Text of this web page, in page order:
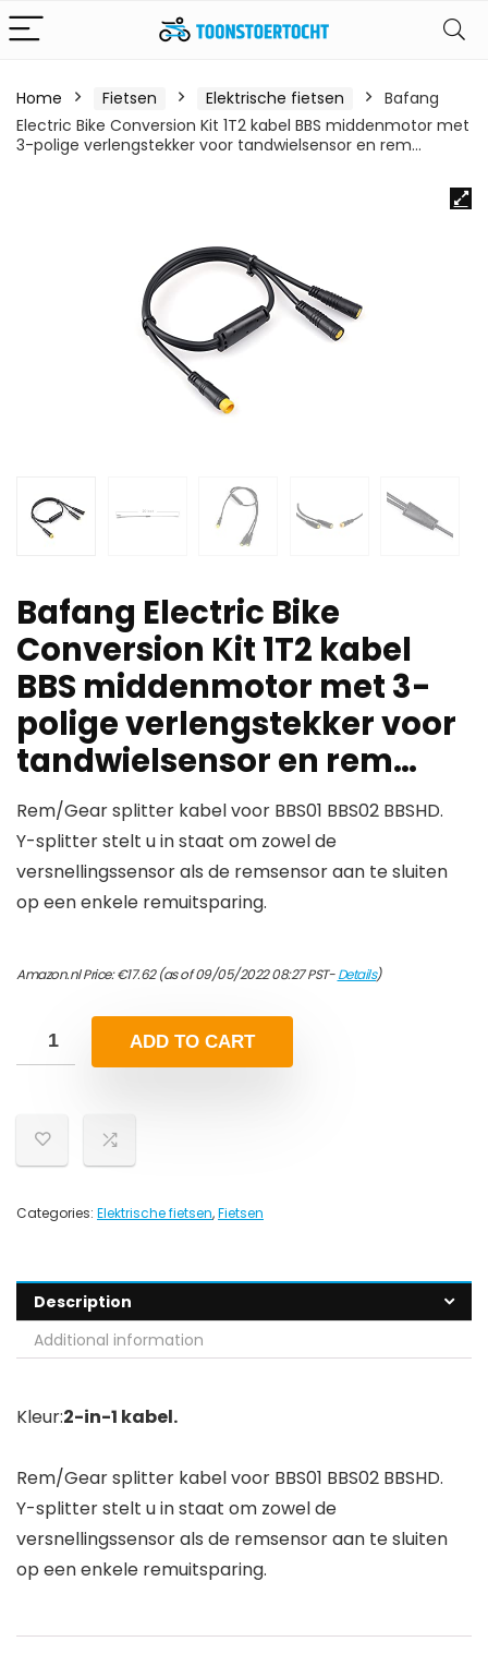
Home Fietsen Elektrische fietsen
Bafang
Electric Bike Conversion Kit 1T2 kabel BBS middenmotor met
3-polige verlengstekker voor tandwielsensor en rem…
Bafang Electric Bike
Conversion Kit 1T2 kabel
BBS middenmotor met 3-
polige verlengstekker voor
tandwielsensor en rem…
Rem/Gear splitter kabel voor BBS01 BBS02 BBSHD.
Y-splitter stelt u in staat om zowel de
versnellingssensor als de remsensor aan te sluiten
op een enkele remuitsparing.
Amazon.nl Price:€17.62(as of 09/05/2022 08:27 PST-Details)
ADD TO CART
Categories: Elektrische fietsen,Fietsen
Description
Additional information
Kleur:2-in-1 kabel.
Rem/Gear splitter kabel voor BBS01 BBS02 BBSHD.
Y-splitter stelt u in staat om zowel de
versnellingssensor als de remsensor aan te sluiten
op een enkele remuitsparing.